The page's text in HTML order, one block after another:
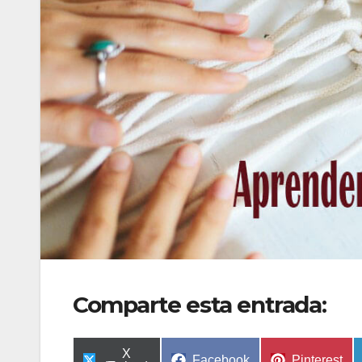
Comparte esta entrada:
Compartir
X
Compartir
Compartir